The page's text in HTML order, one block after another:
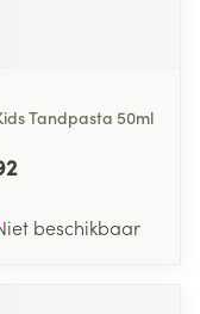
Tandpasta 50ml
beschikbaar